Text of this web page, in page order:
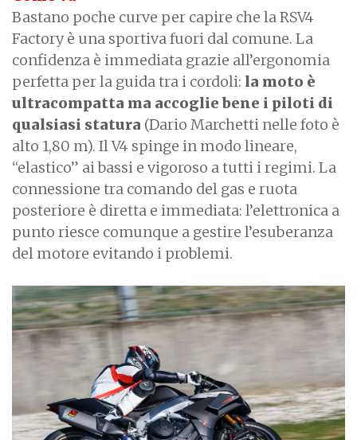
Bastano poche curve per capire che la RSV4
Factory è una sportiva fuori dal comune. La
confidenza è immediata grazie all’ergonomia
perfetta per la guida tra i cordoli: la moto è
ultracompatta ma accoglie bene i piloti di
qualsiasi statura (Dario Marchetti nelle foto è
alto 1,80 m). Il V4 spinge in modo lineare,
“elastico” ai bassi e vigoroso a tutti i regimi. La
connessione tra comando del gas e ruota
posteriore è diretta e immediata: l’elettronica a
punto riesce comunque a gestire l’esuberanza
del motore evitando i problemi.